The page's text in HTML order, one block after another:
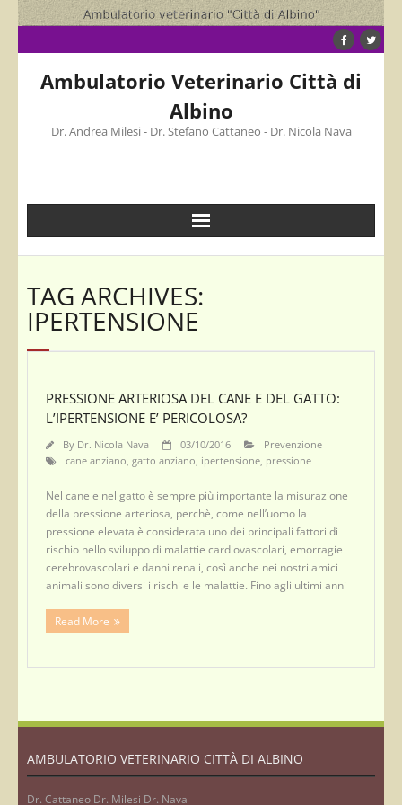
Skip
to
Ambulatorio Veterinario Città di
Albino
Dr. Andrea Milesi - Dr. Stefano Cattaneo - Dr. Nicola Nava
TAG ARCHIVES:
IPERTENSIONE
PRESSIONE ARTERIOSA DEL CANE E DEL GATTO:
L’IPERTENSIONE E’ PERICOLOSA?
By Dr. Nicola Nava 03/10/2016
Prevenzione
cane anziano gatto anziano ipertensione pressione
Nel cane e nel gatto è sempre più importante la misurazione
della pressione arteriosa, perchè, come nell’uomo la
pressione elevata è considerata uno dei principali fattori di
rischio nello sviluppo di malattie cardiovascolari, emorragie
cerebrovascolari e danni renali, così anche nei nostri amici
animali sono diversi i rischi e le malattie. Fino agli ultimi anni
Read More
AMBULATORIO VETERINARIO CITTÀ DI ALBINO
Dr. Cattaneo Dr. Milesi Dr. Nava